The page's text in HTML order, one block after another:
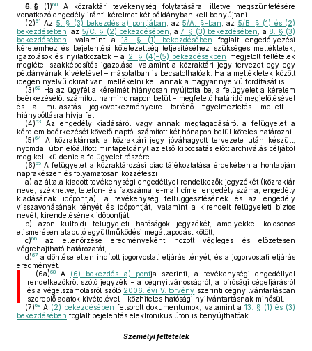
6. § (1)60A közraktári tevékenység folytatására, illetve megszüntetésére
vonatkozó engedély iránti kérelmet két példányban kell benyújtani.
(2)61 Az 5. § (3) bekezdés a) pontjában , az5/A. §-ban , az 5/B. § (1) és (2)
bekezdésében , az 5/C. § (2) bekezdésében , a7. § (3) bekezdésében , a 8. § (3)
bekezdésében , valamint a13. § (1) bekezdésében foglalt engedélyezési
kérelemhez és bejelentési kötelezettség teljesítéséhez szükséges mellékletek,
igazolások és nyilatkozatok – a 2. § (4)–(5) bekezdésekben megjelölt feltételek
megléte, szakképesítés igazolása, valamint a közraktári jegy tervezet egy-egy
példányának kivételével – másolatban is becsatolhatóak. Ha a mellékletek között
idegen nyelvű okirat van, mellékelni kell annak a magyar nyelvű fordítását is.
(3)62
Ha az ügyfél a kérelmét hiányosan nyújtotta be, a felügyelet a kérelem
beérkezésétől számított harminc napon belül – megfelelő határidő megjelölésével
és a mulasztás jogkövetkezményeire történő figyelmeztetés mellett –
hiánypótlásra hívja fel.
(4)63
Az engedély kiadásáról vagy annak megtagadásáról a felügyelet a
kérelem beérkezését követő naptól számított két hónapon belül köteles határozni.
(5)64
A közraktárnak a közraktári jegy jóváhagyott tervezete után készült,
nyomdai úton előállított mintapéldányt az első kibocsátás előtt archiválás céljából
meg kell küldenie a felügyelet részére.
(6)65 A felügyelet a közraktározási piac tájékoztatása érdekében a honlapján
naprakészen és folyamatosan közzéteszi
a) az általa kiadott tevékenységi engedéllyel rendelkezők jegyzékét (közraktár
neve, székhelye, telefon- és faxszáma, e-mail címe, engedély száma, engedély
kiadásának időpontja), a tevékenység felfüggesztésének és az engedély
visszavonásának tényét és időpontját, valamint a kirendelt felügyeleti biztos
nevét, kirendelésének időpontját,
b) azon külföldi felügyeleti hatóságok jegyzékét, amelyekkel kölcsönös
elismerésen alapuló együttműködési megállapodást kötött,
c)66
az ellenőrzése eredményeként hozott végleges és előzetesen
végrehajtható határozatát,
d)67 a döntése ellen indított jogorvoslati eljárás tényét, és a jogorvoslati eljárás
eredményét.
(6a)68A (6) bekezdés a) pontja szerinti, a tevékenységi engedéllyel
rendelkezőkről szóló jegyzék – a cégnyilvánosságról, a bírósági cégeljárásról
és a végelszámolásról szóló 2006. évi V. törvény szerinti cégnyilvántartásban
szereplő adatok kivételével – közhiteles hatósági nyilvántartásnak minősül.
(7)69 A (2) bekezdésében felsorolt dokumentumok, valamint a 13. § (1) és (3)
bekezdésében foglalt bejelentés elektronikus úton is benyújthatóak.
Személyi feltételek